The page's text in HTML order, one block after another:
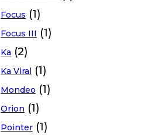
Focus (1)
Focus III (1)
Ka (2)
Ka Viral (1)
Mondeo (1)
Orion (1)
Pointer (1)